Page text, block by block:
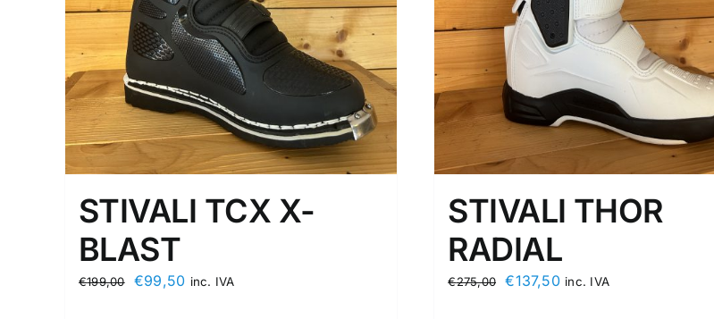
STIVALI TCX X-
BLAST
€199,00
Original
€99,50Current
inc. IVA
STIVALI THOR
RADIAL
€275,00
Original
€137,50Current
inc. IVA